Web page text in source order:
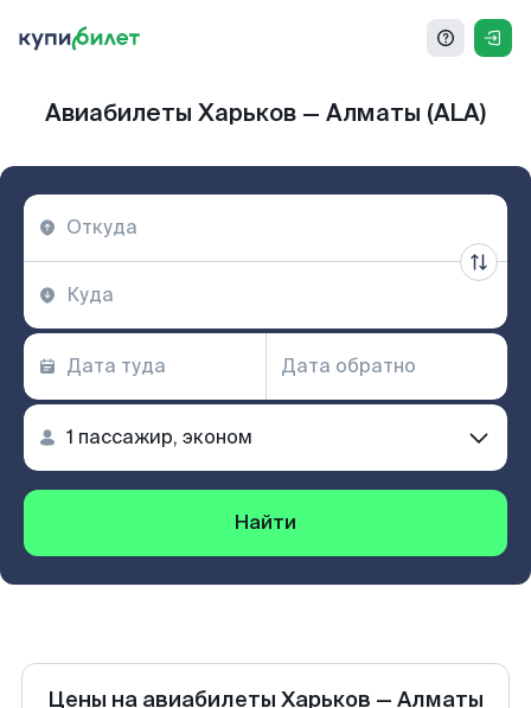
Авиабилеты Харьков — Алматы (ALA)
Найти
Цены на авиабилеты Харьков — Алматы